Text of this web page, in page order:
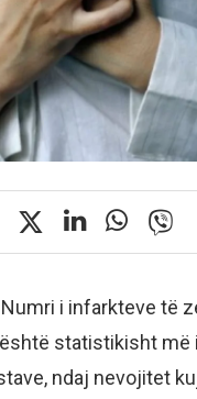
i infarkteve të
statistikisht më
ndaj nevojitet